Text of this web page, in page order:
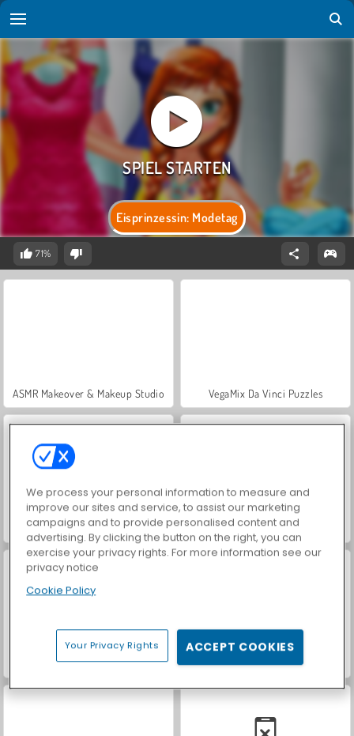
Eisprinzessin: Modetag
71%
ASMR Makeover & Makeup Studio VegaMix Da Vinci Puzzles
Hidden Object: Street of Secrets World War 2 Shooter
Farm Merge Valley Casino World
We process your personal information to measure and
improve our sites and service, to assist our marketing
campaigns and to provide personalised content and
advertising. By clicking the button on the right, you can
exercise your privacy rights. For more information see our
privacy notice
Cookie Policy
Your Privacy Rights ACCEPT COOKIES